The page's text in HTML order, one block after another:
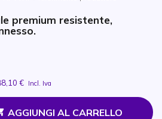
premium resistente,
€ Incl. Iva
AGGIUNGI AL CARRELLO